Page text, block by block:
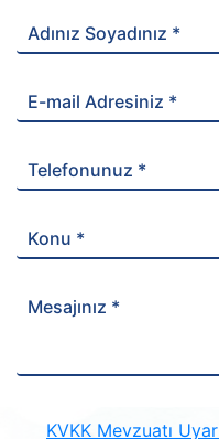
Adınız Soyadınız *
E-mail Adresiniz *
Telefonunuz *
Konu *
Mesajınız *
KVKK Mevzuatı